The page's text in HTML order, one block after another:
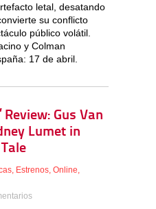
letal, desatando
su conflicto
público volátil.
y Colman
17 de abril.
Review: Gus Van
Lumet in
Estrenos Online